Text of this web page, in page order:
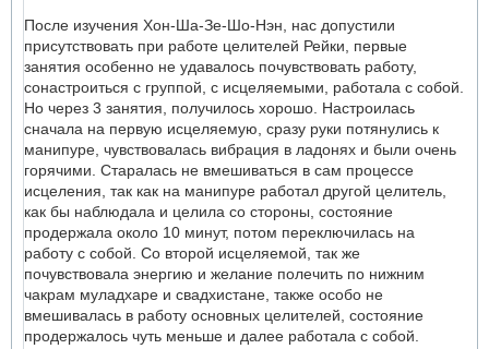
После изучения Хон-Ша-Зе-Шо-Нэн, нас допустили
присутствовать при работе целителей Рейки, первые
занятия особенно не удавалось почувствовать работу,
сонастроиться с группой, с исцеляемыми, работала с собой.
Но через 3 занятия, получилось хорошо. Настроилась
сначала на первую исцеляемую, сразу руки потянулись к
манипуре, чувствовалась вибрация в ладонях и были очень
горячими. Старалась не вмешиваться в сам процессе
исцеления, так как на манипуре работал другой целитель,
как бы наблюдала и целила со стороны, состояние
продержала около 10 минут, потом переключилась на
работу с собой. Со второй исцеляемой, так же
почувствовала энергию и желание полечить по нижним
чакрам муладхаре и свадхистане, также особо не
вмешивалась в работу основных целителей, состояние
продержалось чуть меньше и далее работала с собой.